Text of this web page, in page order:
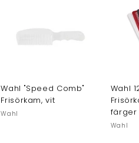
Wahl "Speed Comb"
Frisörkam, vit
Wahl
Wahl
färger
Wahl